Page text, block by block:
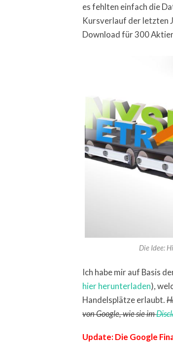
es fehlten einfach die
Kursverlauf der letzten
Download für 300
Die Idee:
Ich habe mir auf Basis
hier herunterladen),
Handelsplätze erlaubt.
von Google, wie sie im
Update: Die Google